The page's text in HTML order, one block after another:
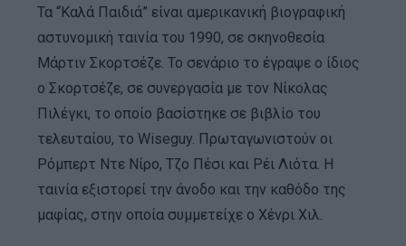
Τα “Καλά Παιδιά” είναι αμερικανική βιογραφική
αστυνομική ταινία του 1990, σε σκηνοθεσία
Μάρτιν Σκορτσέζε. Το σενάριο το έγραψε ο ίδιος
ο Σκορτσέζε, σε συνεργασία με τον Νίκολας
Πιλέγκι, το οποίο βασίστηκε σε βιβλίο του
τελευταίου, το Wiseguy. Πρωταγωνιστούν οι
Ρόμπερτ Ντε Νίρο, Τζο Πέσι και Ρέι Λιότα. Η
ταινία εξιστορεί την άνοδο και την καθόδο της
μαφίας, στην οποία συμμετείχε ο Χένρι Χιλ.